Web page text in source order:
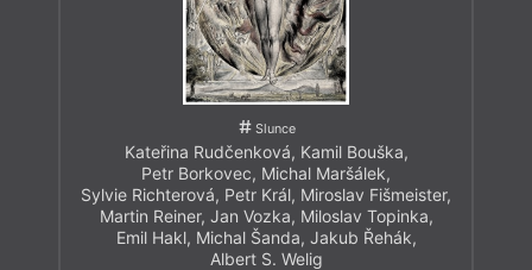
Slunce
Kateřina Rudčenková, Kamil Bouška,
Petr Borkovec, Michal Maršálek,
Sylvie Richterová, Petr Král, Miroslav Fišmeister,
Martin Reiner, Jan Vozka, Miloslav Topinka,
Emil Hakl, Michal Šanda, Jakub Řehák,
Albert S. Welig